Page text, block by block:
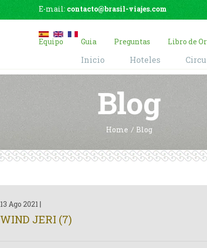
E-mail: contacto@brasil-viajes.com
Equipo Guia Preguntas Libro de
Inicio Hoteles
Blog
Home Blog
13 Ago 2021 |
WIND JERI (7)